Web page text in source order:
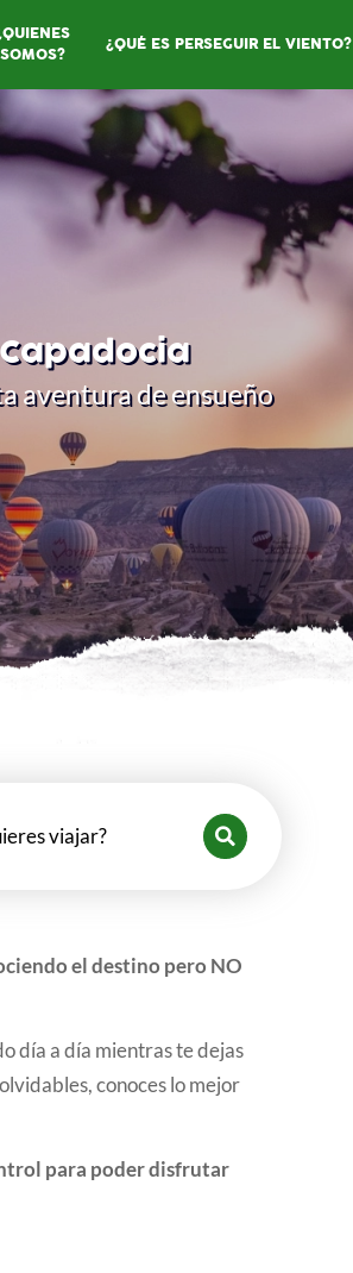
SOMOS?
¿QUÉ ES PERSEGUIR EL VIENTO?
aventura de ensueño
viajar?
el destino pero NO
día a día mientras te dejas
conoces lo mejor
para poder disfrutar